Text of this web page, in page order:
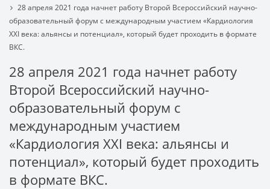
28 апреля 2021 года начнет работу Второй Всероссийский научно-
образовательный форум с международным участием «Кардиология
XXI века: альянсы и потенциал», который будет проходить в формате
ВКС.
28 апреля 2021 года начнет работу
Второй Всероссийский научно-
образовательный форум с
международным участием
«Кардиология XXI века: альянсы и
потенциал», который будет проходить
в формате ВКС.